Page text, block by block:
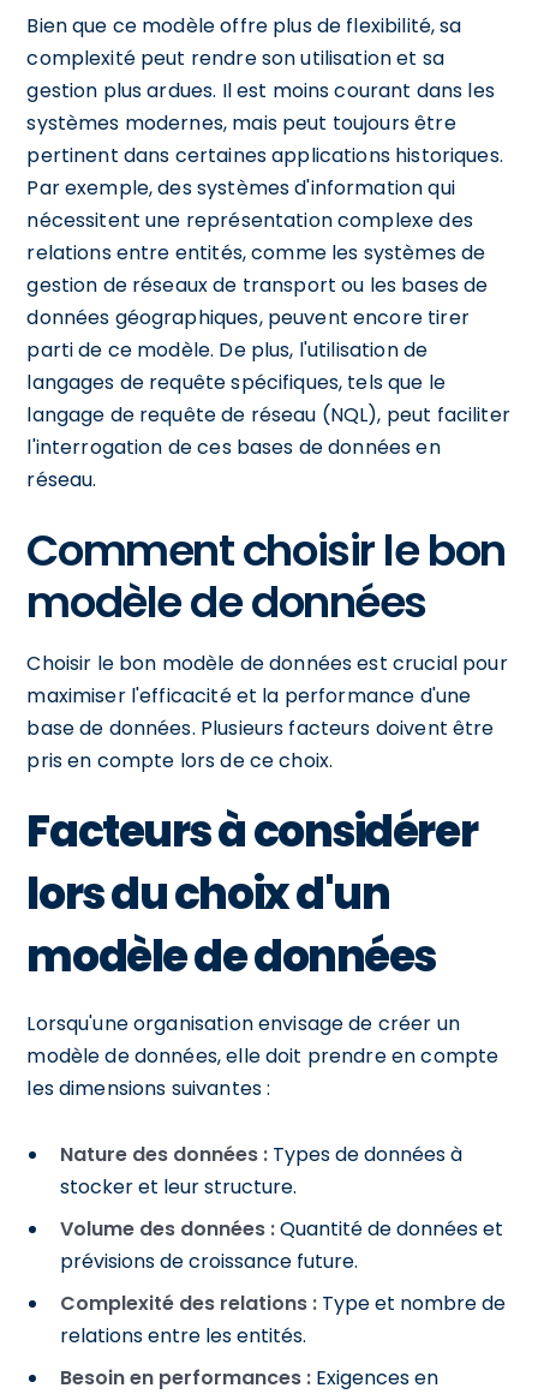
Bien que ce modèle offre plus de flexibilité, sa
complexité peut rendre son utilisation et sa
gestion plus ardues. Il est moins courant dans les
systèmes modernes, mais peut toujours être
pertinent dans certaines applications historiques.
Par exemple, des systèmes d'information qui
nécessitent une représentation complexe des
relations entre entités, comme les systèmes de
gestion de réseaux de transport ou les bases de
données géographiques, peuvent encore tirer
parti de ce modèle. De plus, l'utilisation de
langages de requête spécifiques, tels que le
langage de requête de réseau (NQL), peut faciliter
l'interrogation de ces bases de données en
réseau.
Comment choisir le bon
modèle de données
Choisir le bon modèle de données est crucial pour
maximiser l'efficacité et la performance d'une
base de données. Plusieurs facteurs doivent être
pris en compte lors de ce choix.
Facteurs à considérer
lors du choix d'un
modèle de données
Lorsqu'une organisation envisage de créer un
modèle de données, elle doit prendre en compte
les dimensions suivantes :
Nature des données : Types de données à
stocker et leur structure.
Volume des données :Quantité de données et
prévisions de croissance future.
Complexité des relations : Type et nombre de
relations entre les entités.
Besoin en performances : Exigences en